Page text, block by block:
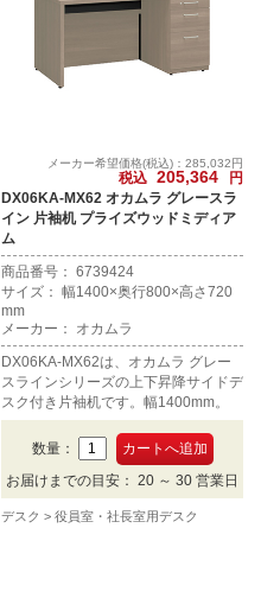
メーカー希望価格(税込)：285,032円
税込 205,364
円
DX06KA-MX62 オカムラ グレースラ
イン 片袖机 プライズウッドミディア
ム
商品番号： 6739424
サイズ： 幅1400×奥行800×高さ720
mm
メーカー： オカムラ
DX06KA-MX62は、オカムラ グレー
スラインシリーズの上下昇降サイドデ
スク付き片袖机です。幅1400mm。
数量：
お届けまでの目安： 20 ～ 30 営業日
デスク 役員室・社長室用デスク